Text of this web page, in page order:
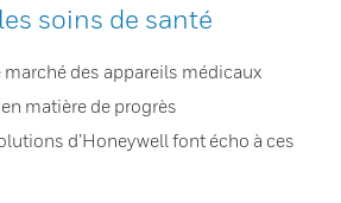
soins de santé
marché des appareils médicaux
matière de progrès
d’Honeywell font écho à ces